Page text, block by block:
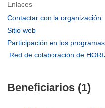
Enlaces
Contactar con la organización
Sitio web
abrirá
en
ventana)
Participación en los
Red de colaboración de
Beneficiarios (1)